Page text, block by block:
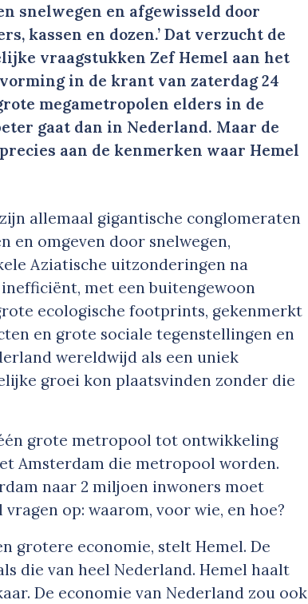
snelwegen en afgewisseld door
kassen en dozen.’ Dat verzucht de
vraagstukken Zef Hemel aan het
in de krant van zaterdag 24
megametropolen elders in de
gaat dan in Nederland. Maar de
aan de kenmerken waar Hemel
allemaal gigantische conglomeraten
en omgeven door snelwegen,
Aziatische uitzonderingen na
met een buitengewoon
ecologische footprints, gekenmerkt
en grote sociale tegenstellingen en
wereldwijd als een uniek
groei kon plaatsvinden zonder die
grote metropool tot ontwikkeling
Amsterdam die metropool worden.
naar 2 miljoen inwoners moet
op: waarom, voor wie, en hoe?
grotere economie, stelt Hemel. De
die van heel Nederland. Hemel haalt
De economie van Nederland zou ook